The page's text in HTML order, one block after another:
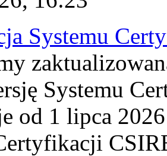
Systemu
Systemu
od 1 lipca